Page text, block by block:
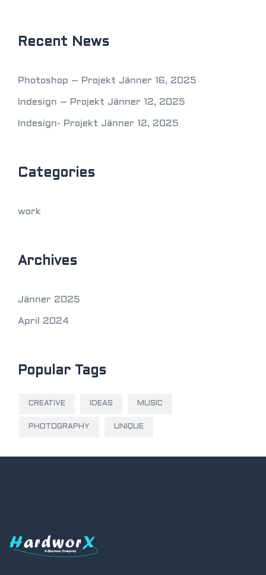
Recent News
Photoshop – Projekt Jänner 16, 2025
Indesign – Projekt Jänner 12, 2025
Indesign- Projekt Jänner 12, 2025
Categories
work
Archives
Jänner 2025
April 2024
Popular Tags
CREATIVE IDEAS MUSIC
PHOTOGRAPHY UNIQUE